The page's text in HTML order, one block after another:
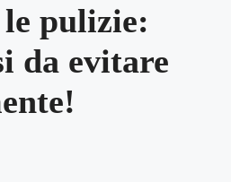
pulizie:
da evitare